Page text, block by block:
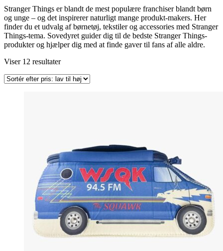
Stranger Things er blandt de mest populære franchiser blandt børn
og unge – og det inspirerer naturligt mange produkt-makers. Her
finder du et udvalg af børnetøj, tekstiler og accessories med Stranger
Things-tema. Sovedyret guider dig til de bedste Stranger Things-
produkter og hjælper dig med at finde gaver til fans af alle aldre.
Viser 12 resultaterSorteret
pris: